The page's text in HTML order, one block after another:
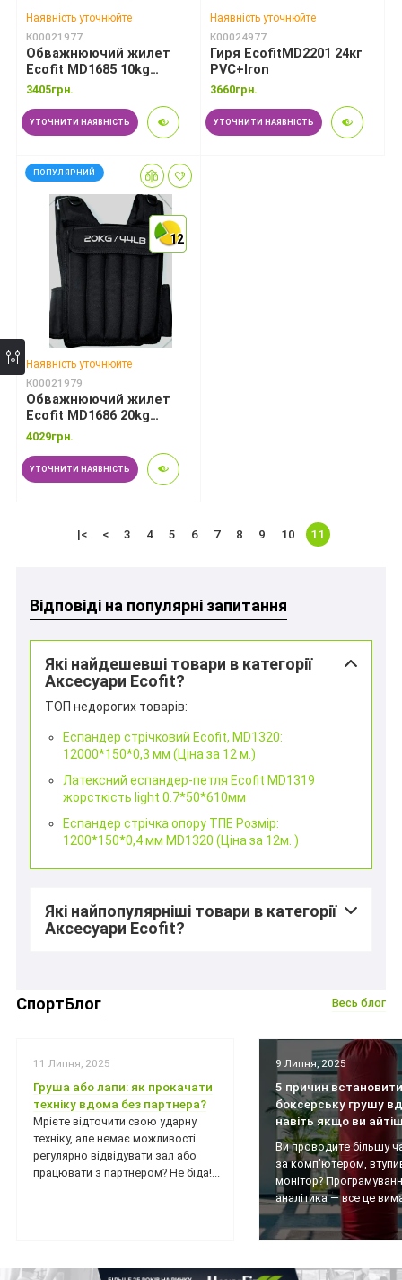
Наявність уточнюйте
К00021977
Обважнюючий жилет
Ecofit MD1685 10kg
Cordura+Iron
3405грн.
УТОЧНИТИ НАЯВНІСТЬ
Наявність уточнюйте
К00024977
Гиря EcofitMD2201 24кг
PVC+Iron
3660грн.
УТОЧНИТИ НАЯВНІСТЬ
12
12
12
ПОПУЛЯРНИЙ
Наявність уточнюйте
К00021979
Обважнюючий жилет
Ecofit MD1686 20kg
Cordura+Iron
4029грн.
УТОЧНИТИ НАЯВНІСТЬ
|< < 3 4 5 6 7 8 9 10 11
Відповіді на популярні запитання
Які найдешевші товари в категорії
Аксесуари Ecofit?
ТОП недорогих товарів:
Еспандер стрічковий Ecofit, MD1320:
12000*150*0,3 мм (Ціна за 12 м.)
Латексний еспандер-петля Ecofit MD1319
жорсткість light 0.7*50*610мм
Еспандер стрічка опору ТПЕ Розмір:
1200*150*0,4 мм MD1320 (Ціна за 12м. )
Які найпопулярніші товари в категорії
Аксесуари Ecofit?
СпортБлог Весь блог
11 Липня, 2025
Груша або лапи: як прокачати
техніку вдома без партнера?
Мрієте відточити свою ударну
техніку, але немає можливості
регулярно відвідувати зал або
працювати з партнером? Не біда!...
9 Липня, 2025
5 причин встановити
боксерську грушу
навіть якщо ви
Ви проводите більшу
за комп'ютером,
монітор?
аналітика — все це